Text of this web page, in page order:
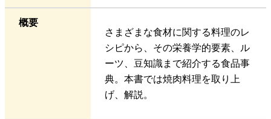
概要
さまざまな食材に関する料理のレ
シピから、その栄養学的要素、ル
ーツ、豆知識まで紹介する食品事
典。本書では焼肉料理を取り上
げ、解説。